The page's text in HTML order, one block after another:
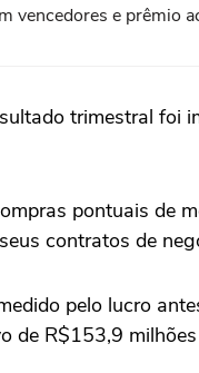
vencedores e prêmio
trimestral foi
pontuais de
contratos de
pelo lucro
de R$153,9